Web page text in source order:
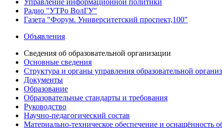
Управление информационной политики
Радио "УТРо ВолГУ"
Газета "Форум. Университетский проспект,100"
Объявления
Сведения об образовательной организации
Основные сведения
Структура и органы управления образовательной
Документы
Образование
Образовательные стандарты и требования
Руководство
Научно-педагогический состав
Материально-техническое обеспечение и оснащённость